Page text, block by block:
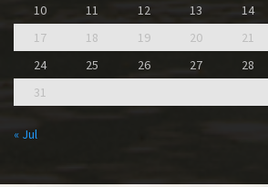
10
11 12 13 14
17
18 19 20 21
24
25 26 27 28
31
« Jul